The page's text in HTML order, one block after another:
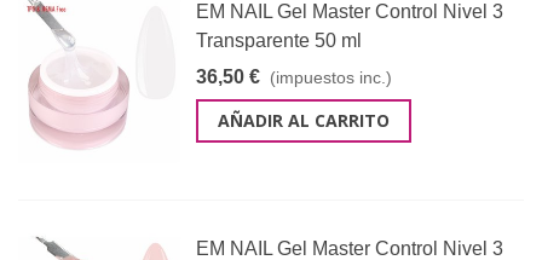
EM NAIL Gel Master Control Nivel 3
Transparente 50 ml
36,50 € (impuestos inc.)
AÑADIR AL CARRITO
EM NAIL Gel Master Control Nivel 3